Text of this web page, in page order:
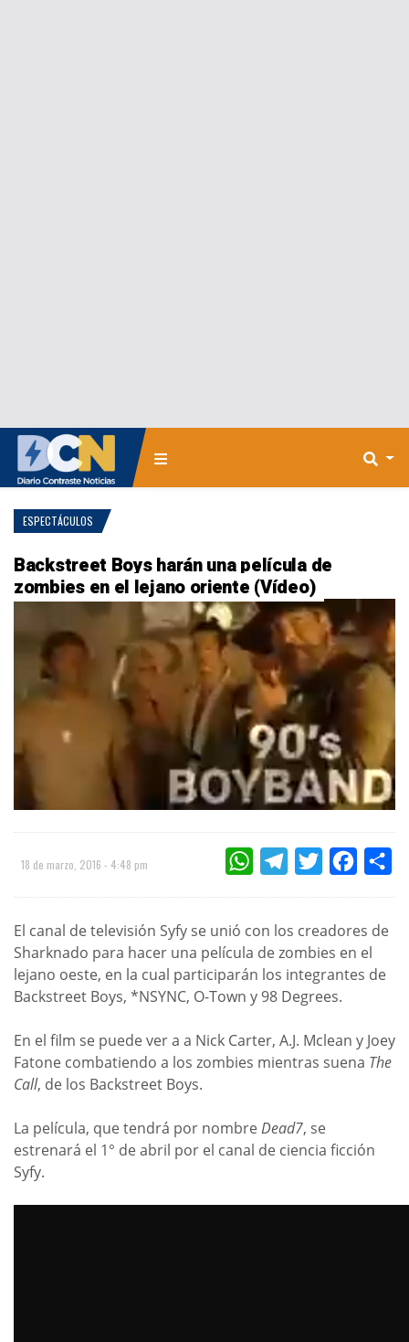
ESPECTÁCULOS
Backstreet Boys harán una película de
zombies en el lejano oriente (Vídeo)
18 de marzo, 2016 - 4:48 pm WHATSAPPTELEGRAMTWITTER
El canal de televisión Syfy se unió con los creadores de
Sharknado para hacer una película de zombies en el
lejano oeste, en la cual participarán los integrantes de
Backstreet Boys, *NSYNC, O-Town y 98 Degrees.
En el film se puede ver a a Nick Carter, A.J. Mclean y Joey
Fatone combatiendo a los zombies mientras suena The
Call, de los Backstreet Boys.
La película, que tendrá por nombreDead7, se
estrenará el 1° de abril por el canal de ciencia ficción
Syfy.